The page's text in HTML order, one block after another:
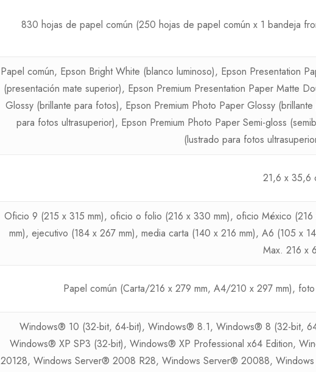
830 hojas de papel común (250 hojas de papel común x 1 bandeja
Papel común, Epson Bright White (blanco luminoso), Epson Presentation
(presentación mate superior), Epson Premium Presentation Paper Matte
Glossy (brillante para fotos), Epson Premium Photo Paper Glossy
para fotos ultrasuperior), Epson Premium Photo Paper Semi-gloss
(lustrado para fotos
21,6 x 35,6
Oficio 9 (215 x 315 mm), oficio o folio (216 x 330 mm), oficio México
mm), ejecutivo (184 x 267 mm), media carta (140 x 216 mm), A6 (105 x
Max. 216 x
Papel común (Carta/216 x 279 mm, A4/210 x 297 mm),
Windows® 10 (32-bit, 64-bit), Windows® 8.1, Windows® 8 (32-bit,
Windows® XP SP3 (32-bit), Windows® XP Professional x64 Edition,
20128, Windows Server® 2008 R28, Windows Server® 20088,